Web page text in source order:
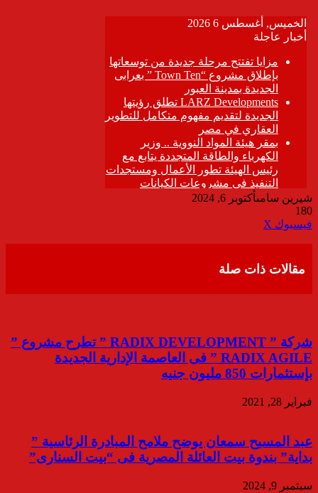
شيرين سامىأكتوبر 6, 2024
180
فيسبوك ‫X
مقالات ذات صلة
شركة ” RADIX DEVELOPMENT ” تطرح مشروع ”
RADIX AGILE ” فى العاصمة الإدارية الجديدة
بإستثمارات 850 مليون جنيه
فبراير 28, 2021
عبد المسيح سمعان يوضح ملامح المبادرة الرئاسية ”
بداية” بندوة بيت العائلة المصرية فى “بيت السنارى”
سبتمبر 9, 2024